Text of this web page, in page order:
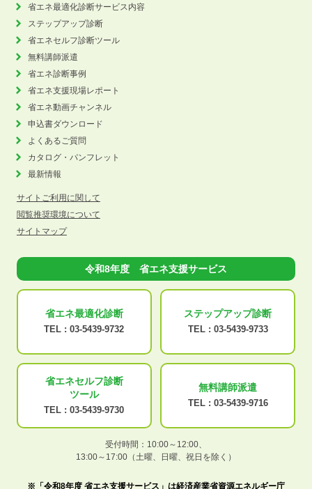
省エネ最適化診断サービス内容
ステップアップ診断
省エネセルフ診断ツール
無料講師派遣
省エネ診断事例
省エネ支援現場レポート
省エネ動画チャンネル
申込書ダウンロード
よくあるご質問
カタログ・パンフレット
最新情報
サイトご利用に関して
閲覧推奨環境について
サイトマップ
令和8年度 省エネ支援サービス
省エネ最適化診断
TEL : 03-5439-9732
ステップアップ診断
TEL : 03-5439-9733
省エネセルフ診断
ツール
TEL : 03-5439-9730
無料講師派遣
TEL : 03-5439-9716
受付時間：10:00～12:00、
13:00～17:00（土曜、日曜、祝日を除く）
※「令和8年度 省エネ支援サービス」は経済産業省資源エネルギー庁